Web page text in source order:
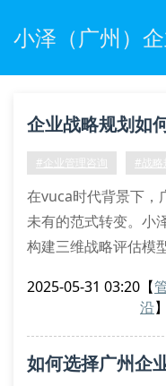
小泽（广州）
企业战略规划如
局？
#企业管理咨询 #战略
在vuca时代背景下，
未有的范式转变。小
构建三维战略评估模
传统swot分析框架已
基于对珠三角142家
2025-05-31 03:20 【
沿】
如何选择广州企